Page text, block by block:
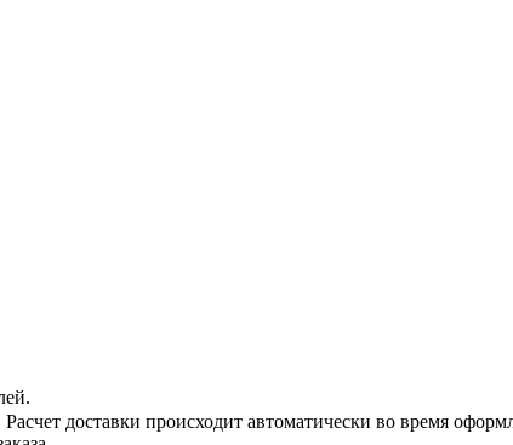
доставки происходит автоматически во время